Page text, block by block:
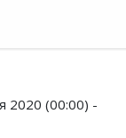
2020 (00:00) -